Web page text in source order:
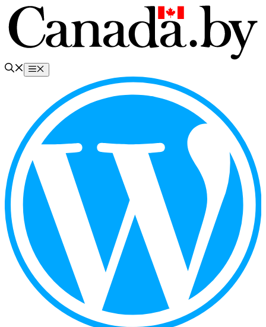
Перейти
содержимому
Меню